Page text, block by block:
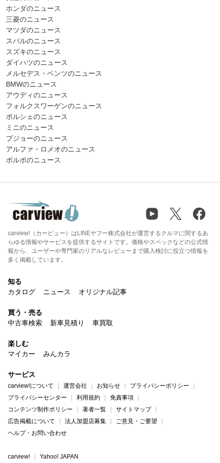
ホンダのニュース
三菱のニュース
マツダのニュース
スバルのニュース
スズキのニュース
ダイハツのニュース
メルセデス・ベンツのニュース
BMWのニュース
アウディのニュース
フォルクスワーゲンのニュース
ポルシェのニュース
ミニのニュース
プジョーのニュース
アルファ・ロメオのニュース
ボルボのニュース
carview!（カービュー）はLINEヤフー株式会社が運営するクルマに関するあ
らゆる情報やサービスを提供するサイトです。価格やスペックなどの公式情
報から、ユーザーや専門家のリアルなレビューまで購入検討に役立つ情報を
多く掲載しています。
知る
カタログ
ニュース オリジナル記事
買う・売る
中古車検索
新車見積り 車買取
楽しむ
マイカー
みんカラ
サービス
carview!について 運営会社 お知らせ
プライバシーポリシー
プライバシーセンター
利用規約
免責事項
コンテンツ制作ポリシー
著者一覧
サイトマップ
広告掲載について
法人加盟店募集
ご意見・ご要望
ヘルプ・お問い合わせ
carview! Yahoo! JAPAN